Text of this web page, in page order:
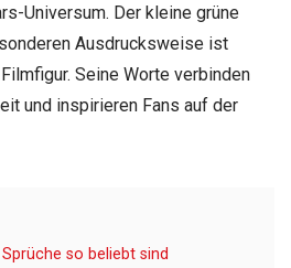
Universum. Der kleine grüne
Ausdrucksweise ist
Seine Worte verbinden
und inspirieren Fans auf der
so beliebt sind